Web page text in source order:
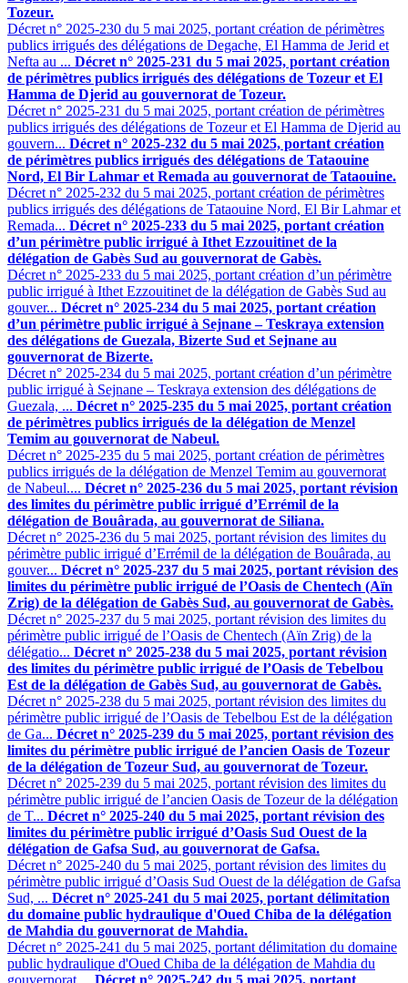
Tozeur.
Décret n° 2025-230 du 5 mai 2025, portant création de périmètres
publics irrigués des délégations de Degache, El Hamma de Jerid et
Nefta au ... Décret n° 2025-231 du 5 mai 2025, portant création
de périmètres publics irrigués des délégations de Tozeur et El
Hamma de Djerid au gouvernorat de Tozeur.
Décret n° 2025-231 du 5 mai 2025, portant création de périmètres
publics irrigués des délégations de Tozeur et El Hamma de Djerid au
gouvern... Décret n° 2025-232 du 5 mai 2025, portant création
de périmètres publics irrigués des délégations de Tataouine
Nord, El Bir Lahmar et Remada au gouvernorat de Tataouine.
Décret n° 2025-232 du 5 mai 2025, portant création de périmètres
publics irrigués des délégations de Tataouine Nord, El Bir Lahmar et
Remada... Décret n° 2025-233 du 5 mai 2025, portant création
d’un périmètre public irrigué à Ithet Ezzouitinet de la
délégation de Gabès Sud au gouvernorat de Gabès.
Décret n° 2025-233 du 5 mai 2025, portant création d’un périmètre
public irrigué à Ithet Ezzouitinet de la délégation de Gabès Sud au
gouver... Décret n° 2025-234 du 5 mai 2025, portant création
d’un périmètre public irrigué à Sejnane – Teskraya extension
des délégations de Guezala, Bizerte Sud et Sejnane au
gouvernorat de Bizerte.
Décret n° 2025-234 du 5 mai 2025, portant création d’un périmètre
public irrigué à Sejnane – Teskraya extension des délégations de
Guezala, ... Décret n° 2025-235 du 5 mai 2025, portant création
de périmètres publics irrigués de la délégation de Menzel
Temim au gouvernorat de Nabeul.
Décret n° 2025-235 du 5 mai 2025, portant création de périmètres
publics irrigués de la délégation de Menzel Temim au gouvernorat
de Nabeul.... Décret n° 2025-236 du 5 mai 2025, portant révision
des limites du périmètre public irrigué d’Errémil de la
délégation de Bouârada, au gouvernorat de Siliana.
Décret n° 2025-236 du 5 mai 2025, portant révision des limites du
périmètre public irrigué d’Errémil de la délégation de Bouârada, au
gouver... Décret n° 2025-237 du 5 mai 2025, portant révision des
limites du périmètre public irrigué de l’Oasis de Chentech (Aïn
Zrig) de la délégation de Gabès Sud, au gouvernorat de Gabès.
Décret n° 2025-237 du 5 mai 2025, portant révision des limites du
périmètre public irrigué de l’Oasis de Chentech (Aïn Zrig) de la
délégatio... Décret n° 2025-238 du 5 mai 2025, portant révision
des limites du périmètre public irrigué de l’Oasis de Tebelbou
Est de la délégation de Gabès Sud, au gouvernorat de Gabès.
Décret n° 2025-238 du 5 mai 2025, portant révision des limites du
périmètre public irrigué de l’Oasis de Tebelbou Est de la délégation
de Ga... Décret n° 2025-239 du 5 mai 2025, portant révision des
limites du périmètre public irrigué de l’ancien Oasis de Tozeur
de la délégation de Tozeur Sud, au gouvernorat de Tozeur.
Décret n° 2025-239 du 5 mai 2025, portant révision des limites du
périmètre public irrigué de l’ancien Oasis de Tozeur de la délégation
de T... Décret n° 2025-240 du 5 mai 2025, portant révision des
limites du périmètre public irrigué d’Oasis Sud Ouest de la
délégation de Gafsa Sud, au gouvernorat de Gafsa.
Décret n° 2025-240 du 5 mai 2025, portant révision des limites du
périmètre public irrigué d’Oasis Sud Ouest de la délégation de Gafsa
Sud, ... Décret n° 2025-241 du 5 mai 2025, portant délimitation
du domaine public hydraulique d'Oued Chiba de la délégation
de Mahdia du gouvernorat de Mahdia.
Décret n° 2025-241 du 5 mai 2025, portant délimitation du domaine
public hydraulique d'Oued Chiba de la délégation de Mahdia du
gouvernorat ... Décret n° 2025-242 du 5 mai 2025, portant